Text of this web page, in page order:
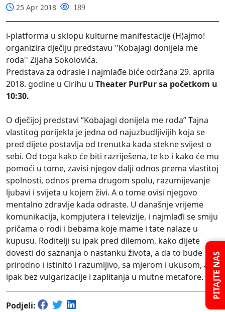
PITAJTE NAS
25 Apr 2018 189
i-platforma u sklopu kulturne manifestacije (H)ajmo!
organizira dječiju predstavu ''Kobajagi donijela me
roda'' Zijaha Sokolovića.
Predstava za odrasle i najmlađe biće održana 29. aprila
2018. godine u Cirihu u Theater PurPur sa početkom u
10:30.
O dječijoj predstavi “Kobajagi donijela me roda” Tajna
vlastitog porijekla je jedna od najuzbudljivijih koja se
pred dijete postavlja od trenutka kada stekne svijest o
sebi. Od toga kako će biti razriješena, te ko i kako će mu
pomoći u tome, zavisi njegov dalji odnos prema vlastitoj
spolnosti, odnos prema drugom spolu, razumijevanje
ljubavi i svijeta u kojem živi. A o tome ovisi njegovo
mentalno zdravlje kada odraste. U današnje vrijeme
komunikacija, kompjutera i televizije, i najmlađi se smiju
pričama o rodi i bebama koje mame i tate nalaze u
kupusu. Roditelji su ipak pred dilemom, kako dijete
dovesti do saznanja o nastanku života, a da to bude
prirodno i istinito i razumljivo, sa mjerom i ukusom, a
ipak bez vulgarizacije i zaplitanja u mutne metafore.
Podjeli: